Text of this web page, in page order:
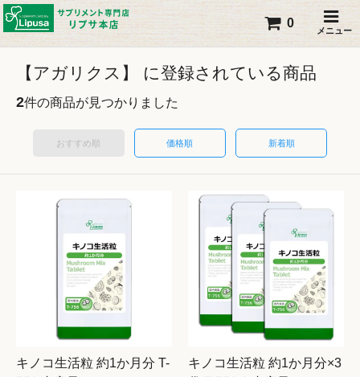
メニュー
0
【アガリクス】 に登録されている商品
2件の商品が見つかりました
おすすめ順 価格順 新着順
キノコ生活粒 約1か月分 T-
キノコ生活粒 約1か月分×3